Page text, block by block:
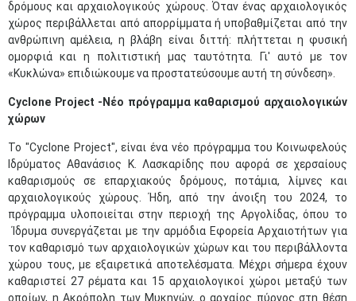
δρόμους και αρχαιολογικούς χώρους. Όταν ένας αρχαιολογικός
χώρος περιβάλλεται από απορρίμματα ή υποβαθμίζεται από την
ανθρώπινη αμέλεια, η βλάβη είναι διττή: πλήττεται η φυσική
ομορφιά και η πολιτιστική μας ταυτότητα. Γι' αυτό με τον
«Κυκλώνα» επιδιώκουμε να προστατεύσουμε αυτή τη σύνδεση».
Cyclone Project - Νέο πρόγραμμα καθαρισμού αρχαιολογικών
χώρων
Το "Cyclone Project", είναι ένα νέο πρόγραμμα του Κοινωφελούς
Ιδρύματος Αθανάσιος Κ. Λασκαρίδης που αφορά σε χερσαίους
καθαρισμούς σε επαρχιακούς δρόμους, ποτάμια, λίμνες και
αρχαιολογικούς χώρους. Ήδη, από την άνοιξη του 2024, το
πρόγραμμα υλοποιείται στην περιοχή της Αργολίδας, όπου το
Ίδρυμα συνεργάζεται με την αρμόδια Εφορεία Αρχαιοτήτων για
τον καθαρισμό των αρχαιολογικών χώρων και του περιβάλλοντα
χώρου τους, με εξαιρετικά αποτελέσματα. Μέχρι σήμερα έχουν
καθαριστεί 27 ρέματα και 15 αρχαιολογικοί χώροι μεταξύ των
οποίων, η Ακρόπολη των Μυκηνών, ο αρχαίος πύργος στη θέση